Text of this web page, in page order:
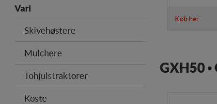
Vari
Skivehøstere
Mulchere
Tohjulstraktorer
Koste
Køb her
GXH50 •